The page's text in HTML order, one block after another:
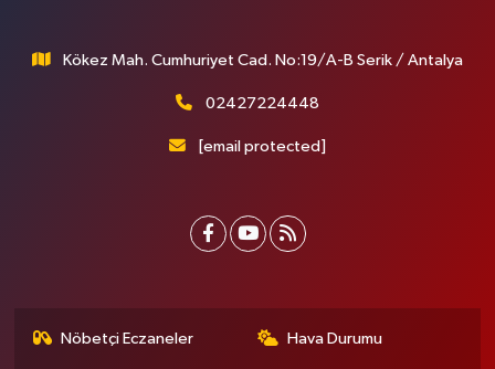
Kökez Mah. Cumhuriyet Cad. No:19/A-B Serik / Antalya
02427224448
[email protected]
Nöbetçi Eczaneler Hava Durumu